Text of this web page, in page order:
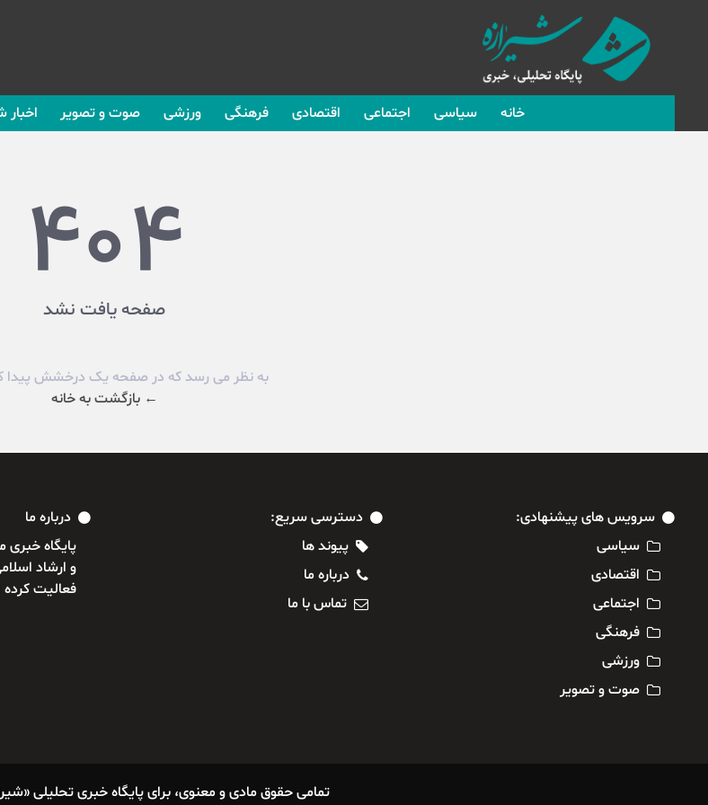
خانه سیاسی اجتماعی اقتصادی فرهنگی ورزشی صوت و تصویر
404
صفحه یافت نشد
به نظر می رسد که در صفحه یک درخشش پیدا
← بازگشت به خانه
سرویس های پیشنهادی:
سیاسی
اقتصادی
اجتماعی
فرهنگی
ورزشی
صوت و تصویر
دسترسی سریع:
پیوند ها
درباره ما
تماس با ما
درباره ما
پایگاه خبری
فعالیت
تمامی حقوق مادی و معنوی، برای پایگاه خبری تحلیلی